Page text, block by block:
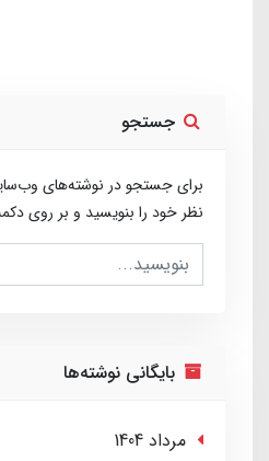
جستجو
برای جستجو در نوشته‌های
نظر خود را بنویسید و بر روی
بایگانی نوشته‌ها
مرداد 1404